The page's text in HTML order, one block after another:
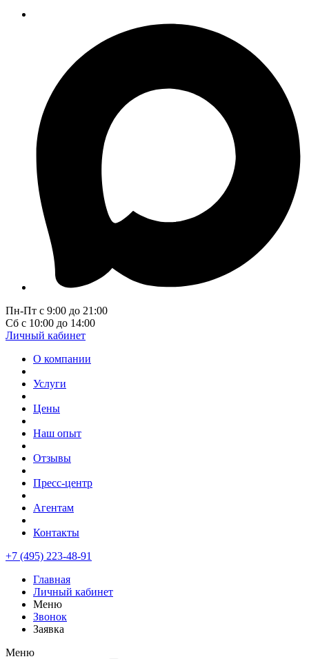
Пн-Пт с 9:00 до 21:00
Сб с 10:00 до 14:00
Личный кабинет
О компании
Услуги
Цены
Наш опыт
Отзывы
Пресс-центр
Агентам
Контакты
+7 (495) 223-48-91
Главная
Личный кабинет
Меню
Звонок
Заявка
Меню